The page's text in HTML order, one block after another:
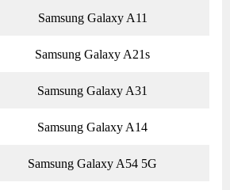
Samsung Galaxy A11
Samsung Galaxy A21s
Samsung Galaxy A31
Samsung Galaxy A14
Samsung Galaxy A54 5G